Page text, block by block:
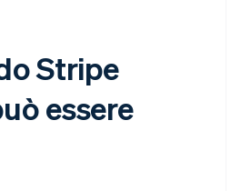
Stripe
essere